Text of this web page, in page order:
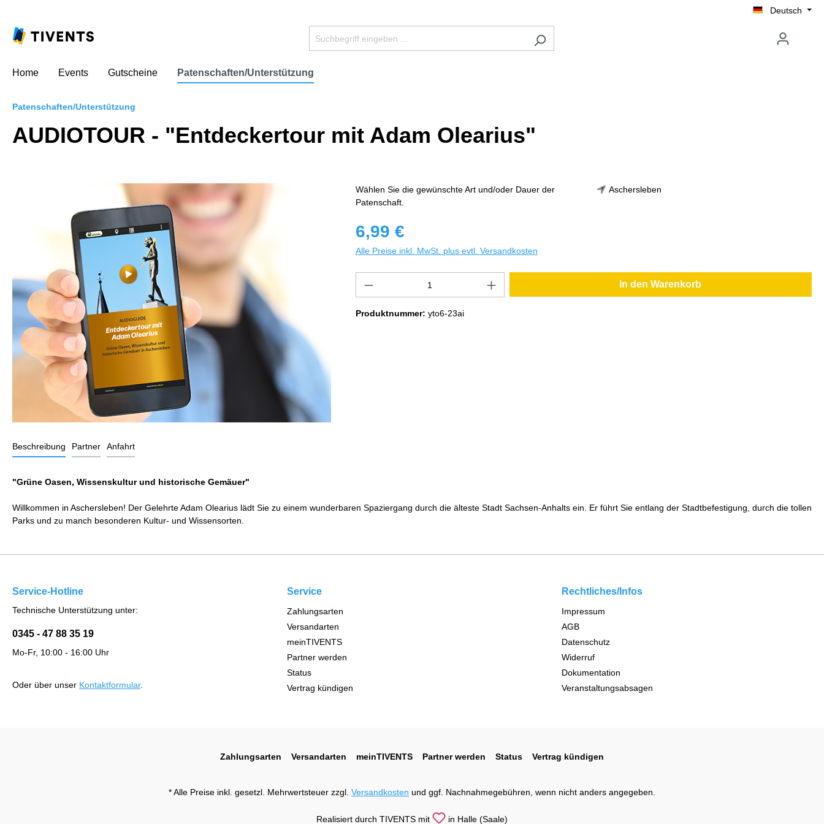
Deutsch
Home Events Gutscheine Patenschaften/Unterstützung
Patenschaften/Unterstützung
AUDIOTOUR - "Entdeckertour mit Adam Olearius"
Wählen Sie die gewünschte Art und/oder Dauer der
Patenschaft.
Aschersleben
6,99 €
Alle Preise inkl. MwSt. plus evtl. Versandkosten
In den Warenkorb
Produktnummer: yto6-23ai
Beschreibung Partner Anfahrt
"Grüne Oasen, Wissenskultur und historische Gemäuer"
Willkommen in Aschersleben! Der Gelehrte Adam Olearius lädt Sie zu einem wunderbaren Spaziergang durch die älteste Stadt Sachsen-Anhalts ein. Er führt Sie entlang der Stadtbefestigung, durch die tollen
Parks und zu manch besonderen Kultur- und Wissensorten.
Service-Hotline
Technische Unterstützung unter:
0345 - 47 88 35 19
Mo-Fr, 10:00 - 16:00 Uhr
Oder über unser Kontaktformular.
Service
Zahlungsarten
Versandarten
meinTIVENTS
Partner werden
Status
Vertrag kündigen
Rechtliches/Infos
Impressum
AGB
Datenschutz
Widerruf
Dokumentation
Veranstaltungsabsagen
Zahlungsarten Versandarten meinTIVENTS Partner werden Status Vertrag kündigen
* Alle Preise inkl. gesetzl. Mehrwertsteuer zzgl. Versandkosten und ggf. Nachnahmegebühren, wenn nicht anders angegeben.
Realisiert durch TIVENTS mit in Halle (Saale)